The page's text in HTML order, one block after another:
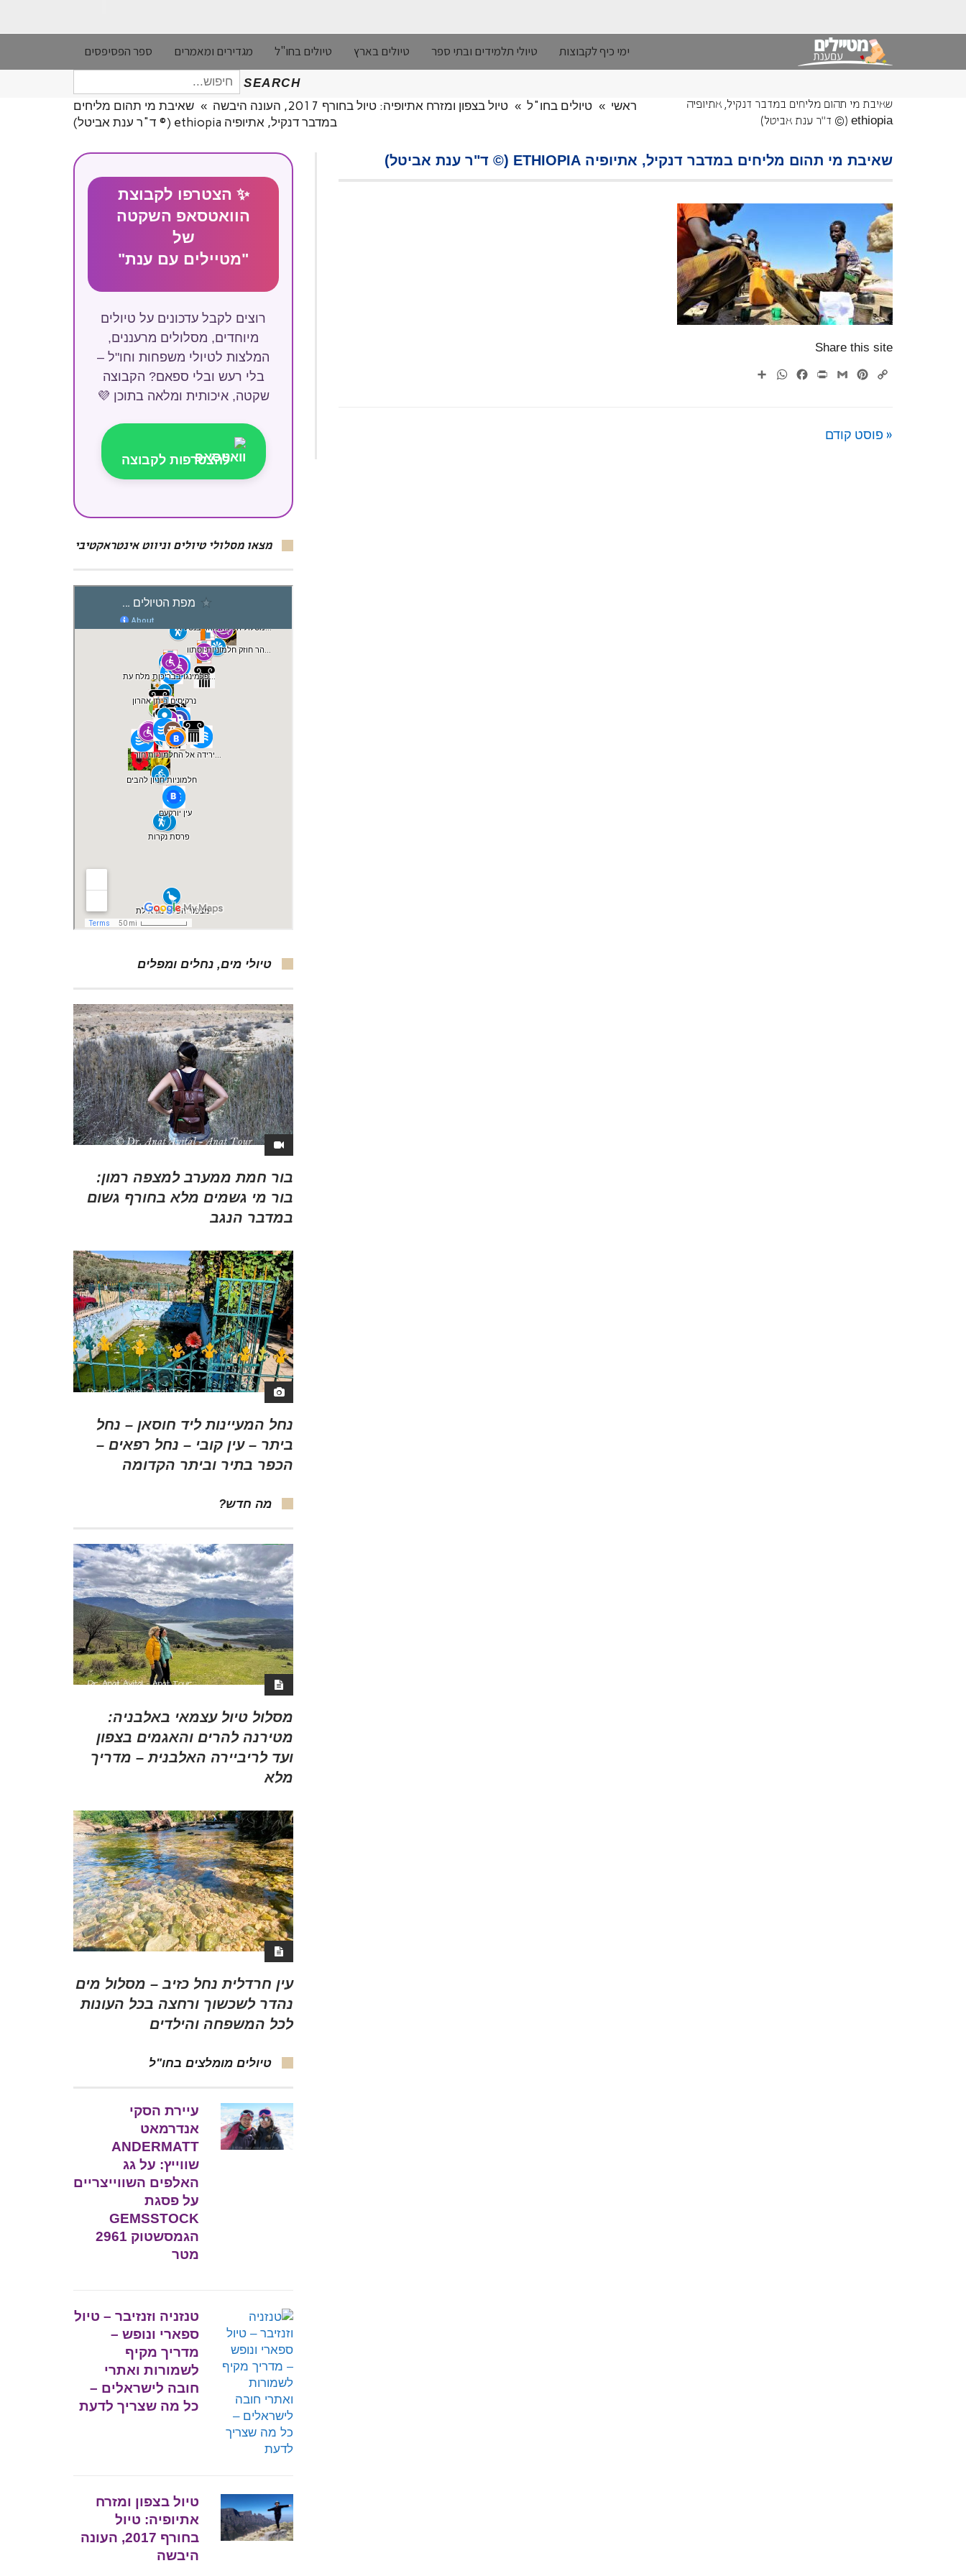
ימי כיף לקבוצות טיולי תלמידים ובתי ספר טיולים בארץ טיולים בחו"ל מגדירים ומאמרים ספר הפסיפסים
SEARCH
חיפוש
עבור:
שאיבת מי תהום מליחים במדבר דנקיל, אתיופיה
ethiopia (© ד"ר ענת אביטל)
ראשי » טיולים בחו"ל » טיול בצפון ומזרח אתיופיה: טיול בחורף 2017, העונה היבשה » שאיבת מי תהום מליחים
במדבר דנקיל, אתיופיה ethiopia (© ד"ר ענת אביטל)
שאיבת מי תהום מליחים במדבר דנקיל, אתיופיה ETHIOPIA (© ד"ר ענת אביטל)
Share this site
Copy
Pinterest
Gmail
Print
Facebook
WhatsApp
« פוסט קודם
✨ הצטרפו לקבוצת
הוואטסאפ השקטה
של
"מטיילים עם ענת"
רוצים לקבל עדכונים על טיולים
מיוחדים, מסלולים מרעננים,
המלצות לטיולי משפחות וחו"ל –
בלי רעש ובלי ספאם? הקבוצה
שקטה, איכותית ומלאה בתוכן 💜
להצטרפות לקבוצה
מצאו מסלולי טיולים וניווט אינטראקטיבי
טיולי מים, נחלים ומפלים
בור חמת ממערב למצפה רמון:
בור מי גשמים מלא בחורף גשום
במדבר הנגב
נחל המעיינות ליד חוסאן – נחל
ביתר – עין קובי – נחל רפאים –
הכפר בתיר וביתר הקדומה
מה חדש?
מסלול טיול עצמאי באלבניה:
מטירנה להרים והאגמים בצפון
ועד לריביירה האלבנית – מדריך
מלא
עין חרדלית נחל כזיב – מסלול מים
נהדר לשכשוך ורחצה בכל העונות
לכל המשפחה והילדים
טיולים מומלצים בחו"ל
עיירת הסקי
אנדרמאט
ANDERMATT
שווייץ: על גג
האלפים השווייצריים
על פסגת
GEMSSTOCK
הגמסשטוק 2961
מטר
טנזניה וזנזיבר – טיול
ספארי ונופש –
מדריך מקיף
לשמורות ואתרי
חובה לישראלים –
כל מה שצריך לדעת
טיול בצפון ומזרח
אתיופיה: טיול
בחורף 2017, העונה
היבשה